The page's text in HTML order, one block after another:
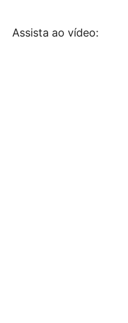
Assista ao vídeo: